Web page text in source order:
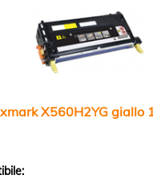
X560H2YG giallo